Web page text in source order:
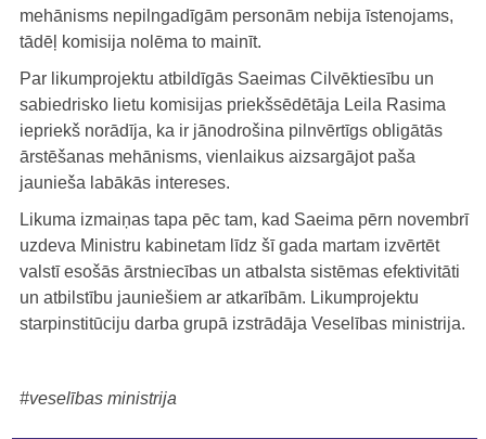
mehānisms nepilngadīgām personām nebija īstenojams,
tādēļ komisija nolēma to mainīt.
Par likumprojektu atbildīgās Saeimas Cilvēktiesību un
sabiedrisko lietu komisijas priekšsēdētāja Leila Rasima
iepriekš norādīja, ka ir jānodrošina pilnvērtīgs obligātās
ārstēšanas mehānisms, vienlaikus aizsargājot paša
jaunieša labākās intereses.
Likuma izmaiņas tapa pēc tam, kad Saeima pērn novembrī
uzdeva Ministru kabinetam līdz šī gada martam izvērtēt
valstī esošās ārstniecības un atbalsta sistēmas efektivitāti
un atbilstību jauniešiem ar atkarībām. Likumprojektu
starpinstitūciju darba grupā izstrādāja Veselības ministrija.
#veselības ministrija